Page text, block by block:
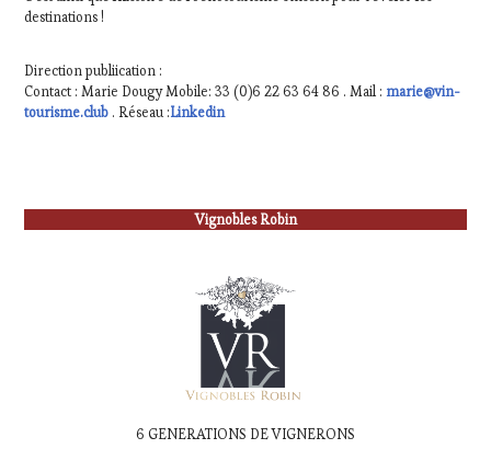
destinations !
Direction publiication :
Contact : Marie Dougy Mobile: 33 (0)6 22 63 64 86 . Mail :marie@vin-
tourisme.club . Réseau :Linkedin
Vignobles Robin
6 GENERATIONS DE VIGNERONS